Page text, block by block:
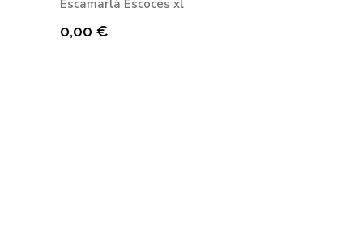
Escamarlà Escocès xl
0,00 €